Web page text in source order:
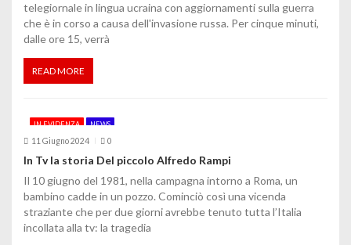
l
i
telegiornale in lingua ucraina con aggiornamenti sulla guerra
che è in corso a causa dell'invasione russa. Per cinque minuti,
dalle ore 15, verrà
READ MORE
IN EVIDENZA NEWS
11 Giugno 2024 0
In Tv la storia Del piccolo Alfredo Rampi
Il 10 giugno del 1981, nella campagna intorno a Roma, un
bambino cadde in un pozzo. Cominciò così una vicenda
straziante che per due giorni avrebbe tenuto tutta l’Italia
incollata alla tv: la tragedia